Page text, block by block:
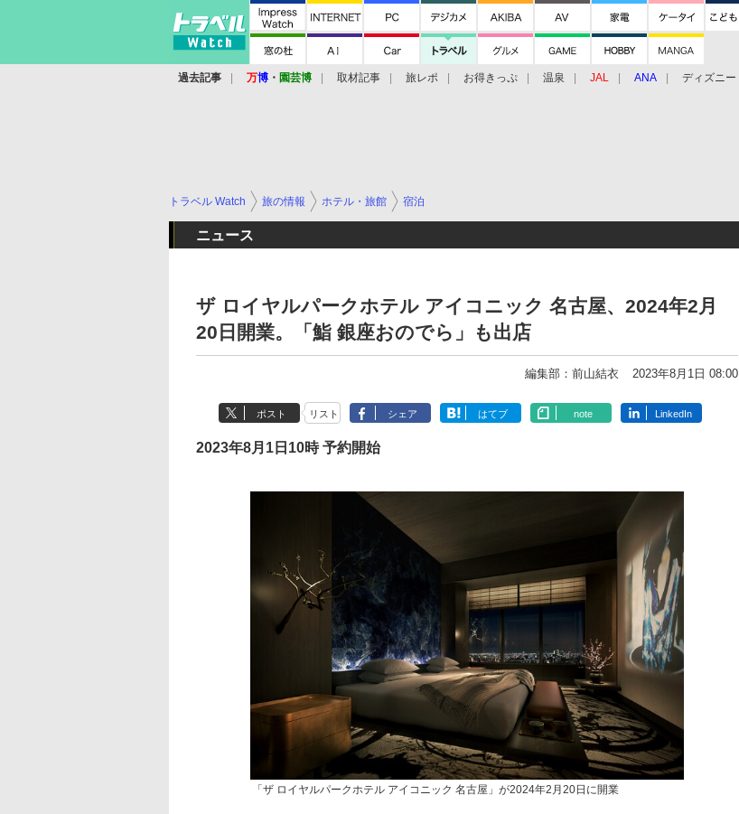
過去記事 万博 ・ 園芸博 取材記事 旅レポ お得きっぷ 温泉 JAL ANA ディズニー
トラベル Watch 旅の情報 ホテル・旅館 宿泊
ニュース
ザ ロイヤルパークホテル アイコニック 名古屋、2024年2月
20日開業。「鮨 銀座おのでら」も出店
編集部：前山結衣 2023年8月1日 08:00
ポスト リスト シェア はてブ note LinkedIn
2023年8月1日10時 予約開始
「ザ ロイヤルパークホテル アイコニック 名古屋」が2024年2月20日に開業